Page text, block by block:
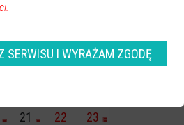
31 1
2
21 22
23
SERWISU I WYRAŻAM ZGODĘ